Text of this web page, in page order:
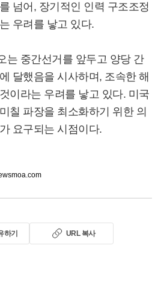
넘어, 장기적인 인력 구조조정
우려를 낳고 있다.
는 중간선거를 앞두고 양당 간
달했음을 시사하며, 조속한 해
이라는 우려를 낳고 있다. 미국
칠 파장을 최소화하기 위한 의
요구되는 시점이다.
하기 URL 복사